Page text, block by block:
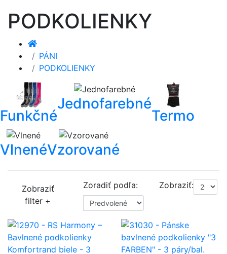
PODKOLIENKY
PÁNI
PODKOLIENKY
Funkčné
Jednofarebné
Termo
VlnenéVzorované
Zobraziť
filter +
Zoradiť podľa: Zobraziť: